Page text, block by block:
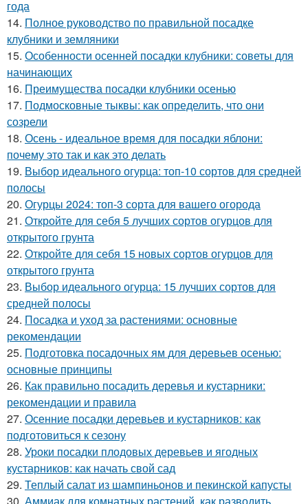
года
14. Полное руководство по правильной посадке
клубники и земляники
15. Особенности осенней посадки клубники: советы для
начинающих
16. Преимущества посадки клубники осенью
17. Подмосковные тыквы: как определить, что они
созрели
18. Осень - идеальное время для посадки яблони:
почему это так и как это делать
19. Выбор идеального огурца: топ-10 сортов для средней
полосы
20. Огурцы 2024: топ-3 сорта для вашего огорода
21. Откройте для себя 5 лучших сортов огурцов для
открытого грунта
22. Откройте для себя 15 новых сортов огурцов для
открытого грунта
23. Выбор идеального огурца: 15 лучших сортов для
средней полосы
24. Посадка и уход за растениями: основные
рекомендации
25. Подготовка посадочных ям для деревьев осенью:
основные принципы
26. Как правильно посадить деревья и кустарники:
рекомендации и правила
27. Осенние посадки деревьев и кустарников: как
подготовиться к сезону
28. Уроки посадки плодовых деревьев и ягодных
кустарников: как начать свой сад
29. Теплый салат из шампиньонов и пекинской капусты